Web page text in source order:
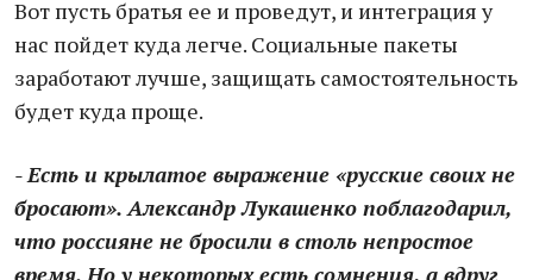
Вот пусть братья ее и проведут, и интеграция у
нас пойдет куда легче. Социальные пакеты
заработают лучше, защищать самостоятельность
будет куда проще.
- Есть и крылатое выражение «русские своих не
бросают». Александр Лукашенко поблагодарил,
что россияне не бросили в столь непростое
время. Но у некоторых есть сомнения, а вдруг